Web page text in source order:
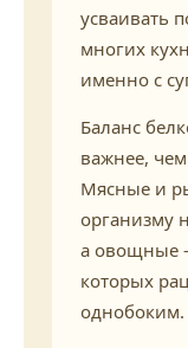
усваивать
многих
именно с
Баланс
важнее,
Мясные и
организму
а овощные
которых
однобоким.